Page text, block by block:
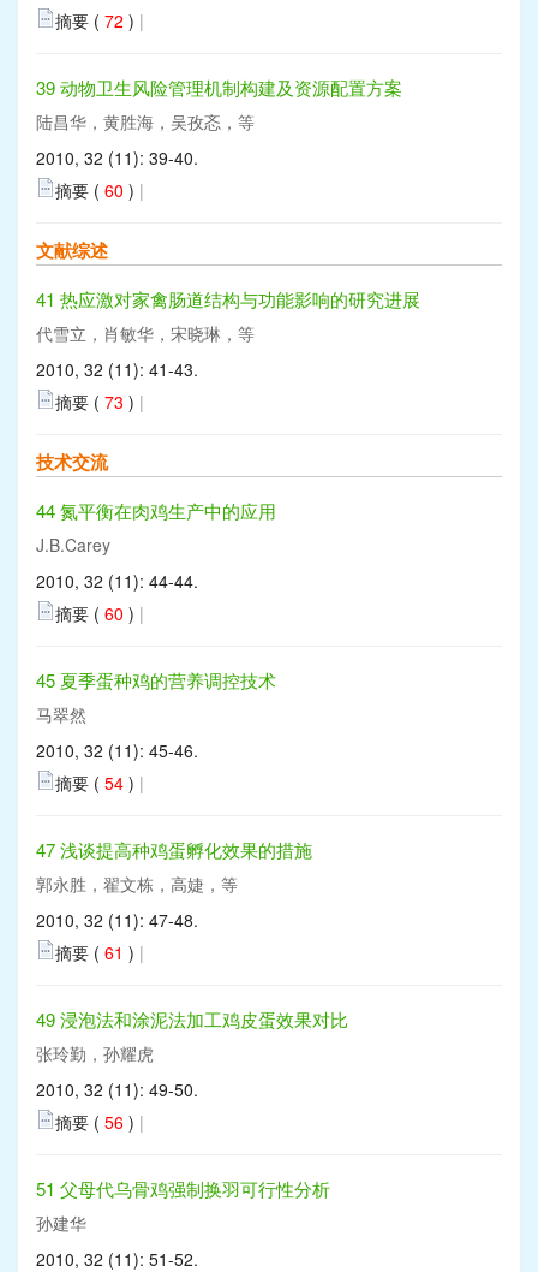
摘要 ( 72 ) |
39 动物卫生风险管理机制构建及资源配置方案
陆昌华，黄胜海，吴孜忞，等
2010, 32 (11): 39-40.
摘要 ( 60 ) |
文献综述
41 热应激对家禽肠道结构与功能影响的研究进展
代雪立，肖敏华，宋晓琳，等
2010, 32 (11): 41-43.
摘要 ( 73 ) |
技术交流
44 氮平衡在肉鸡生产中的应用
J.B.Carey
2010, 32 (11): 44-44.
摘要 ( 60 ) |
45 夏季蛋种鸡的营养调控技术
马翠然
2010, 32 (11): 45-46.
摘要 ( 54 ) |
47 浅谈提高种鸡蛋孵化效果的措施
郭永胜，翟文栋，高婕，等
2010, 32 (11): 47-48.
摘要 ( 61 ) |
49 浸泡法和涂泥法加工鸡皮蛋效果对比
张玲勤，孙耀虎
2010, 32 (11): 49-50.
摘要 ( 56 ) |
51 父母代乌骨鸡强制换羽可行性分析
孙建华
2010, 32 (11): 51-52.